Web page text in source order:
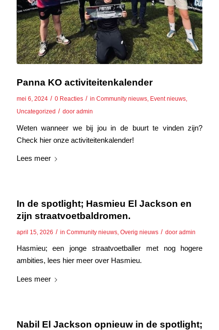
Panna KO activiteitenkalender
mei 6, 2024 / 0 Reacties / in Community nieuws, Event nieuws,
Uncategorized / door admin
Weten wanneer we bij jou in de buurt te vinden zijn?
Check hier onze activiteitenkalender!
Lees meer
In de spotlight; Hasmieu El Jackson en
zijn straatvoetbaldromen.
april 15, 2026 / in Community nieuws, Overig nieuws / door admin
Hasmieu; een jonge straatvoetballer met nog hogere
ambities, lees hier meer over Hasmieu.
Lees meer
Nabil El Jackson opnieuw in de spotlight;